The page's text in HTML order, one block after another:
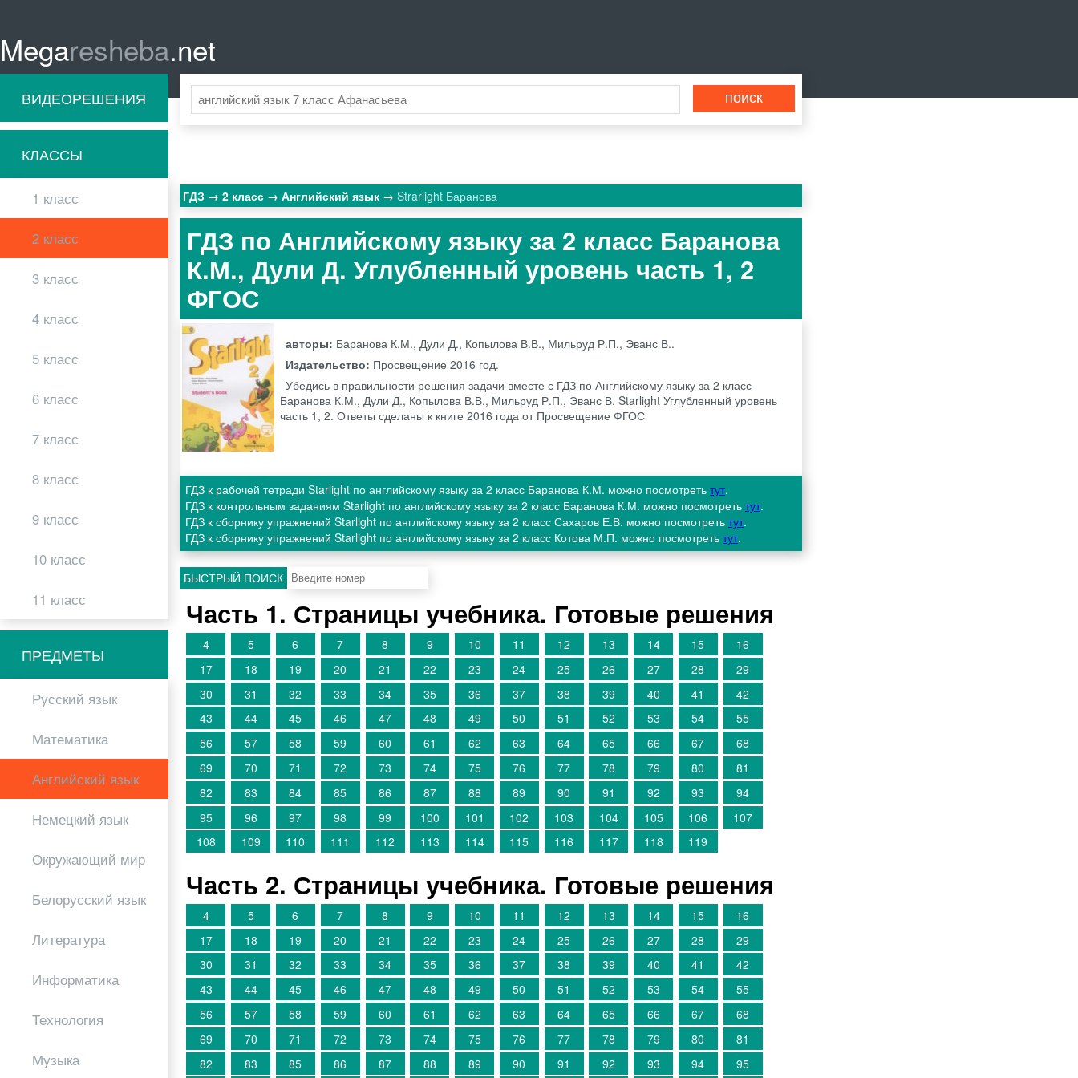
Megaresheba.net
ВИДЕОРЕШЕНИЯ
КЛАССЫ
1 класс
2 класс
3 класс
4 класс
5 класс
6 класс
7 класс
8 класс
9 класс
10 класс
11 класс
ПРЕДМЕТЫ
Русский язык
Математика
Английский язык
Немецкий язык
Окружающий мир
Белорусский язык
Литература
Информатика
Технология
Музыка
ГДЗ 2 класс Английский язык Strarlight Баранова
ГДЗ по Английскому языку за 2 класс Баранова
К.М., Дули Д. Углубленный уровень часть 1, 2
ФГОС
авторы: Баранова К.М., Дули Д., Копылова В.В., Мильруд Р.П., Эванс В..
Издательство: Просвещение 2016 год.
Убедись в правильности решения задачи вместе с ГДЗ по Английскому языку за 2 класс
Баранова К.М., Дули Д., Копылова В.В., Мильруд Р.П., Эванс В. Starlight Углубленный уровень
часть 1, 2. Ответы сделаны к книге 2016 года от Просвещение ФГОС
ГДЗ к рабочей тетради Starlight по английскому языку за 2 класс Баранова К.М. можно посмотреть тут.
ГДЗ к контрольным заданиям Starlight по английскому языку за 2 класс Баранова К.М. можно посмотреть тут.
ГДЗ к сборнику упражнений Starlight по английскому языку за 2 класс Сахаров Е.В. можно посмотреть тут.
ГДЗ к сборнику упражнений Starlight по английскому языку за 2 класс Котова М.П. можно посмотреть тут.
БЫСТРЫЙ ПОИСК
Часть 1. Страницы учебника. Готовые решения
4 5 6 7 8 9 10 11 12 13 14 15
16
17
18 19 20 21 22 23 24 25 26 27 28
29
30
31 32 33 34 35 36 37 38 39 40 41
42
43
44 45 46 47 48 49 50 51 52 53 54
55
56
57 58 59 60 61 62 63 64 65 66 67
68
69
70 71 72 73 74 75 76 77 78 79 80
81
82
83 84 85 86 87 88 89 90 91 92 93
94
95
96 97 98 99 100 101 102 103 104 105 106
107
108
109 110 111 112 113 114 115 116 117 118 119
Часть 2. Страницы учебника. Готовые решения
4 5 6 7 8 9 10 11 12 13 14 15
16
17
18 19 20 21 22 23 24 25 26 27 28
29
30
31 32 33 34 35 36 37 38 39 40 41
42
43
44 45 46 47 48 49 50 51 52 53 54
55
56
57 58 59 60 61 62 63 64 65 66 67
68
69
70 71 72 73 74 75 76 77 78 79 80
81
82
83 85 86 87 88 89 90 91 92 93 94 95